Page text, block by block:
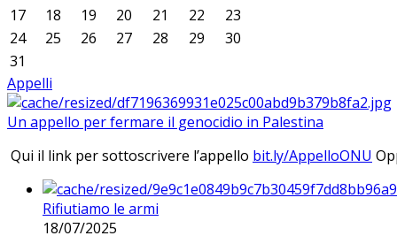
17
18 19 20 21 22
23
24
25 26 27 28 29
30
31
Appelli
Un appello per fermare il genocidio in Palestina
Qui il link per sottoscrivere l’appello bit.ly/AppelloONU
Rifiutiamo le armi
18/07/2025